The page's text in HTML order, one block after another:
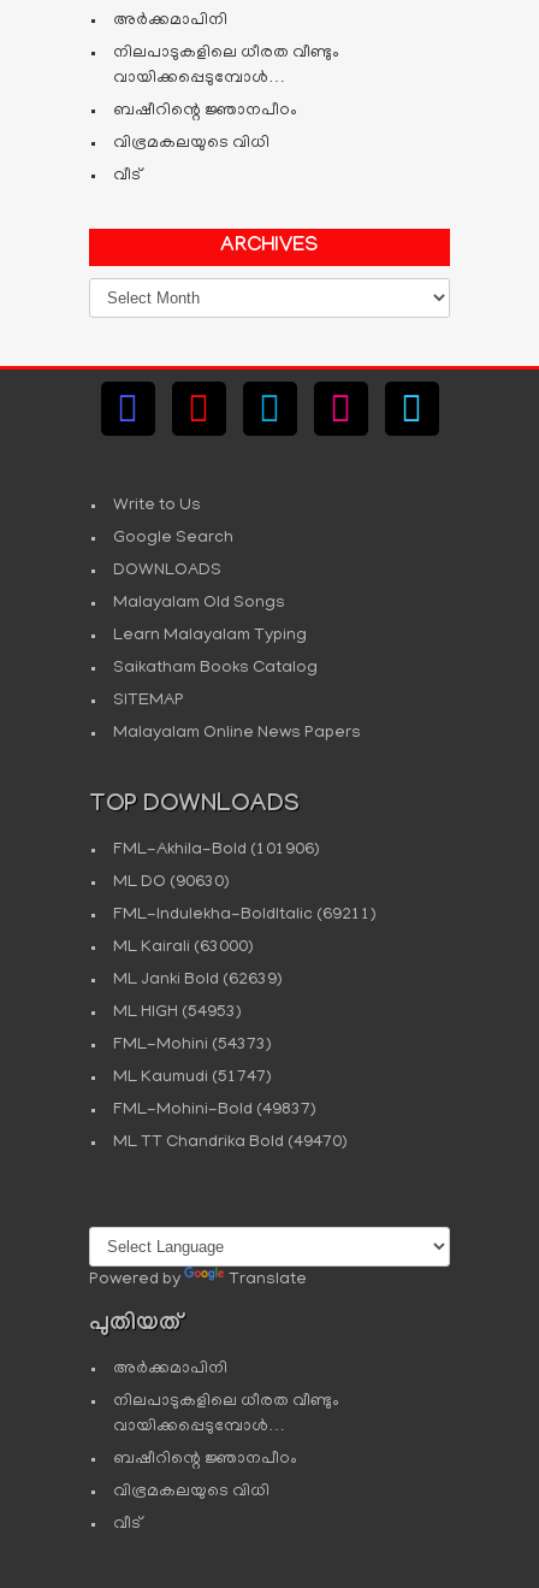
അർക്കമാപിനി
നിലപാടുകളിലെ ധീരത വീണ്ടും
വായിക്കപ്പെടുമ്പോള്‍…
ബഷീറിന്റെ ജ്ഞാനപീഠം
വിഭ്രമകലയുടെ വിധി
വീട്
ARCHIVES
Archives
Write to Us
Google Search
DOWNLOADS
Malayalam Old Songs
Learn Malayalam Typing
Saikatham Books Catalog
SITEMAP
Malayalam Online News Papers
TOP DOWNLOADS
FML-Akhila-Bold (101906)
ML DO (90630)
FML-Indulekha-BoldItalic (69211)
ML Kairali (63000)
ML Janki Bold (62639)
ML HIGH (54953)
FML-Mohini (54373)
ML Kaumudi (51747)
FML-Mohini-Bold (49837)
ML TT Chandrika Bold (49470)
Powered by Translate
പുതിയത്
അർക്കമാപിനി
നിലപാടുകളിലെ ധീരത വീണ്ടും
വായിക്കപ്പെടുമ്പോള്‍…
ബഷീറിന്റെ ജ്ഞാനപീഠം
വിഭ്രമകലയുടെ വിധി
വീട്